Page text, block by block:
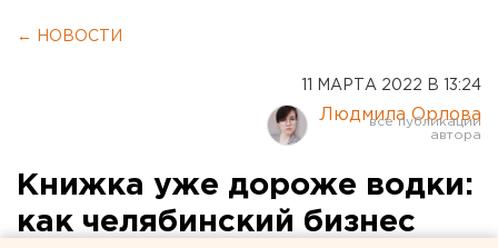
← НОВОСТИ
11 МАРТА 2022 В 13:24
Людмила Орлова
Книжка уже дороже водки:
как челябинский бизнес